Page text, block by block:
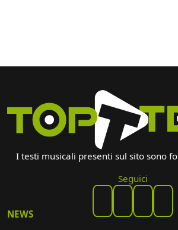
I testi musicali presenti sul sito sono
Seguici
NEWS